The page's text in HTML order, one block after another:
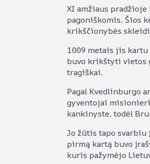
XI amžiaus
pagoniškomis. Šios
krikščionybės
1009 metais jis
buvo krikštyti vietos
tragiškai.
Pagal Kvedlinburgo
gyventojai
kankinyste, todėl
Jo žūtis tapo
pirmą kartą buvo
kuris pažymėjo